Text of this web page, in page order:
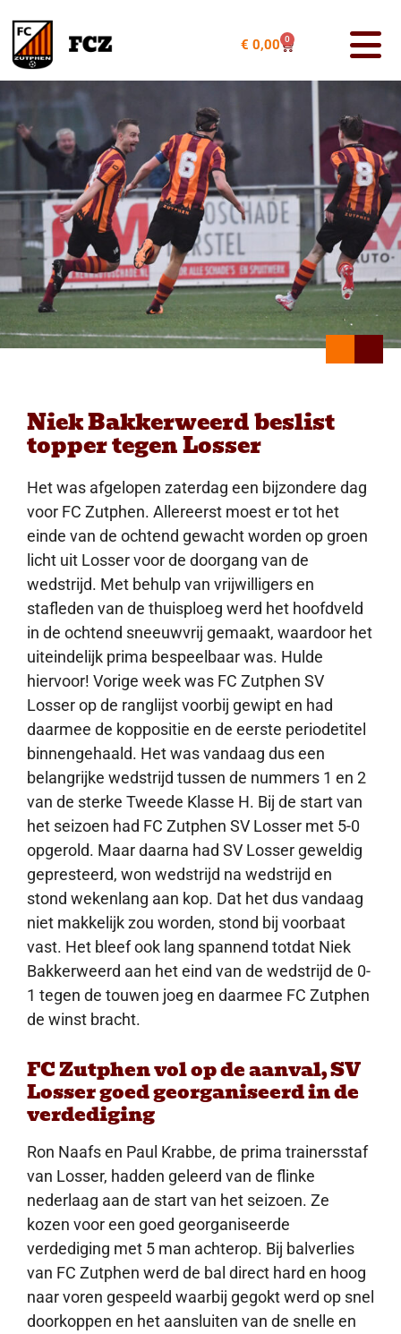
€ 0,00 0
Niek Bakkerweerd beslist
topper tegen Losser
Het was afgelopen zaterdag een bijzondere dag
voor FC Zutphen. Allereerst moest er tot het
einde van de ochtend gewacht worden op groen
licht uit Losser voor de doorgang van de
wedstrijd. Met behulp van vrijwilligers en
stafleden van de thuisploeg werd het hoofdveld
in de ochtend sneeuwvrij gemaakt, waardoor het
uiteindelijk prima bespeelbaar was. Hulde
hiervoor! Vorige week was FC Zutphen SV
Losser op de ranglijst voorbij gewipt en had
daarmee de koppositie en de eerste periodetitel
binnengehaald. Het was vandaag dus een
belangrijke wedstrijd tussen de nummers 1 en 2
van de sterke Tweede Klasse H. Bij de start van
het seizoen had FC Zutphen SV Losser met 5-0
opgerold. Maar daarna had SV Losser geweldig
gepresteerd, won wedstrijd na wedstrijd en
stond wekenlang aan kop. Dat het dus vandaag
niet makkelijk zou worden, stond bij voorbaat
vast. Het bleef ook lang spannend totdat Niek
Bakkerweerd aan het eind van de wedstrijd de 0-
1 tegen de touwen joeg en daarmee FC Zutphen
de winst bracht.
FC Zutphen vol op de aanval, SV
Losser goed georganiseerd in de
verdediging
Ron Naafs en Paul Krabbe, de prima trainersstaf
van Losser, hadden geleerd van de flinke
nederlaag aan de start van het seizoen. Ze
kozen voor een goed georganiseerde
verdediging met 5 man achterop. Bij balverlies
van FC Zutphen werd de bal direct hard en hoog
naar voren gespeeld waarbij gegokt werd op snel
doorkoppen en het aansluiten van de snelle en